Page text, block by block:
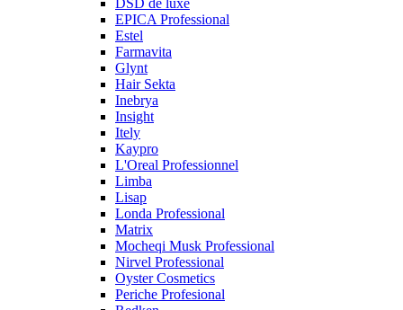
DSD de luxe
EPICA Professional
Estel
Farmavita
Glynt
Hair Sekta
Inebrya
Insight
Itely
Kaypro
L'Oreal Professionnel
Limba
Lisap
Londa Professional
Matrix
Mocheqi Musk Professional
Nirvel Professional
Oyster Cosmetics
Periche Profesional